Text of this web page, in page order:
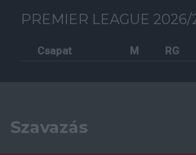
PREMIER LEAGUE 2026/
Csapat M RG
Szavazás